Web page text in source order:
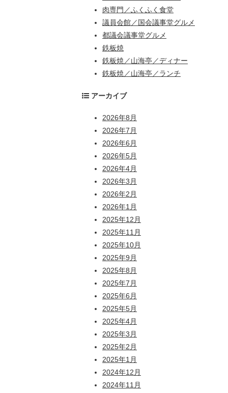
肉専門／ふくふく食堂
議員会館／国会議事堂グルメ
都議会議事堂グルメ
鉄板焼
鉄板焼／山海亭／ディナー
鉄板焼／山海亭／ランチ
アーカイブ
2026年8月
2026年7月
2026年6月
2026年5月
2026年4月
2026年3月
2026年2月
2026年1月
2025年12月
2025年11月
2025年10月
2025年9月
2025年8月
2025年7月
2025年6月
2025年5月
2025年4月
2025年3月
2025年2月
2025年1月
2024年12月
2024年11月